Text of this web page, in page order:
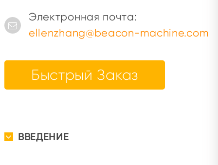
Электронная почта:
ellenzhang@beacon-machine.com
Быстрый Заказ
ВВЕДЕНИЕ